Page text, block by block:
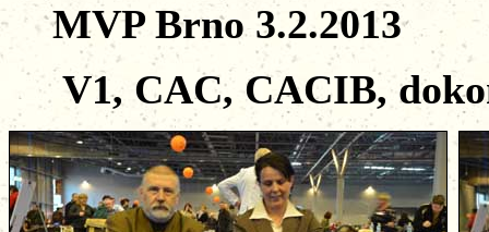
MVP Brno 3.2.2013
V1, CAC, CACIB,